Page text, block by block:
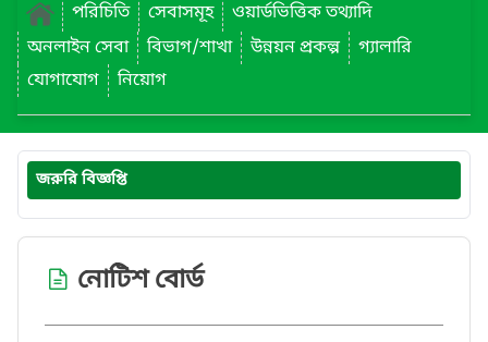
পরিচিতি
সেবাসমূহ
ওয়ার্ডভিত্তিক তথ্যাদি
অনলাইন সেবা
বিভাগ/শাখা উন্নয়ন প্রকল্প
গ্যালারি
যোগাযোগ
নিয়োগ
জরুরি বিজ্ঞপ্তি
নোটিশ বোর্ড